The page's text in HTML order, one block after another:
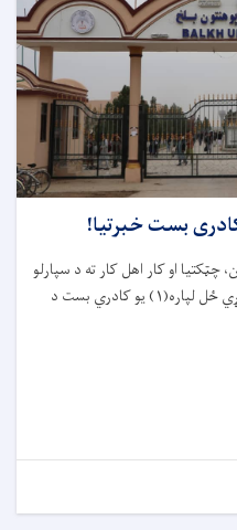
بست خبرتیا!
او کار اهل کار ته د سپارلو
او مسلکي کسانو د ګمارلو په موخه د لومړي ځل لپاره(١) يو کادري بست د